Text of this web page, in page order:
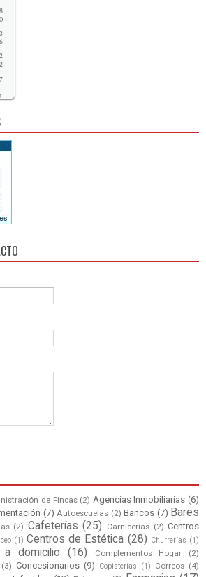
8
0
3
6
2
2
7
1
de Fincas (2) Agencias Inmobiliarias (6)
(7) Autoescuelas (2) Bancos (7) Bares
(2) Cafeterías (25) Carnicerías (2) Centros
(1) Centros de Estética (28) Churrerías (1)
a domicilio (16) Complementos Hogar
(2)
(3) Concesionarios (9) Copisterías (1) Correos (4)